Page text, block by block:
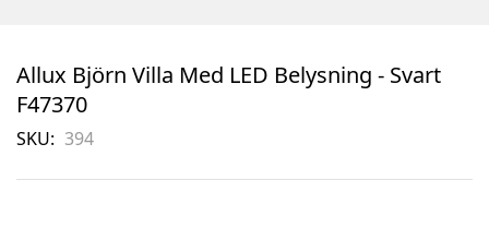
Allux Björn Villa Med LED Belysning - Svart
F47370
SKU 394